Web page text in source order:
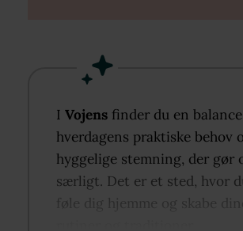
IVojens finder du en
hverdagens praktiske behov
hyggelige stemning, der gør
særligt. Det er et sted, hvor
føle dig hjemme og skabe